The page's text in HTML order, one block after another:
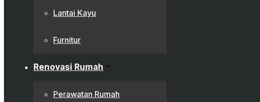
Lantai Kayu
Furnitur
Renovasi Rumah
Perawatan Rumah